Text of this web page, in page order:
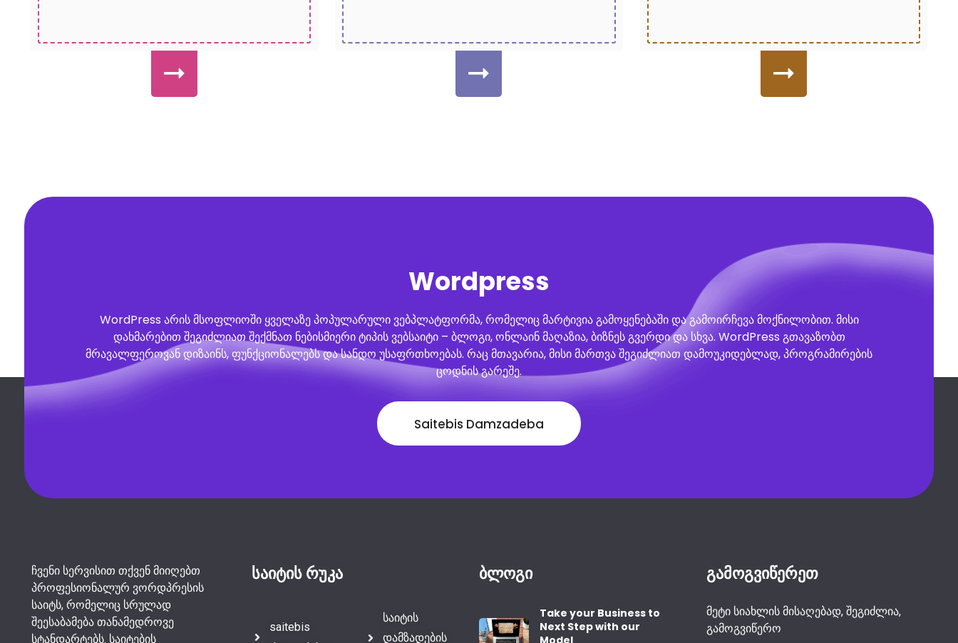
Wordpress
WordPress არის მსოფლიოში ყველაზე პოპულარული ვებპლატფორმა, რომელიც მარტივია გამოყენებაში და გამოირჩევა მოქნილობით. მისი
დახმარებით შეგიძლიათ შექმნათ ნებისმიერი ტიპის ვებსაიტი – ბლოგი, ონლაინ მაღაზია, ბიზნეს გვერდი და სხვა. WordPress გთავაზობთ
მრავალფეროვან დიზაინს, ფუნქციონალებს და სანდო უსაფრთხოებას. რაც მთავარია, მისი მართვა შეგიძლიათ დამოუკიდებლად, პროგრამირების
ცოდნის გარეშე.
Saitebis Damzadeba
ჩვენი სერვისით თქვენ მიიღებთ
პროფესიონალურ ვორდპრესის
საიტს, რომელიც სრულად
შეესაბამება თანამედროვე
სტანდარტებს. საიტების
საიტის რუკა
saitebis
საიტის
დამზადების
ბლოგი
Take your Business to
Next Step with our
Model
გამოგვიწერეთ
მეტი სიახლის მისაღებად, შეგიძლია,
გამოგვიწერო